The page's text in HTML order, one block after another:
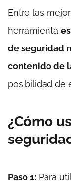
Entre las
herramienta
de seguridad
contenido de
posibilidad de
¿Cómo
Paso 1: Para